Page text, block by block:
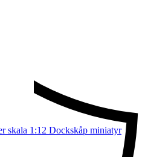
vara
skala 1:12 Dockskåp miniatyr